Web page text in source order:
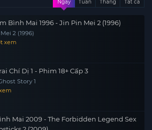
Ngày Tuần Tháng Tất cả
Bình Mai 1996 - Jin Pin Mei 2 (1996)
2 (1996)
xem
Chí Dị 1 - Phim 18+ Cấp 3
Story 1
Mai 2009 - The Forbidden Legend Sex